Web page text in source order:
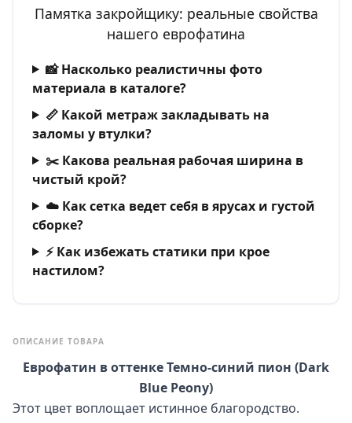
Памятка закройщику: реальные свойства
нашего еврофатина
📸 Насколько реалистичны фото
материала в каталоге?
📏 Какой метраж закладывать на
заломы у втулки?
✂️ Какова реальная рабочая ширина в
чистый крой?
☁️ Как сетка ведет себя в ярусах и густой
сборке?
⚡ Как избежать статики при крое
настилом?
ОПИСАНИЕ ТОВАРА
Еврофатин в оттенке Темно-синий пион (Dark
Blue Peony)
Этот цвет воплощает истинное благородство.